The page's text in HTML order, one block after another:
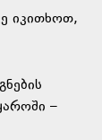
იკითხოთ,
–